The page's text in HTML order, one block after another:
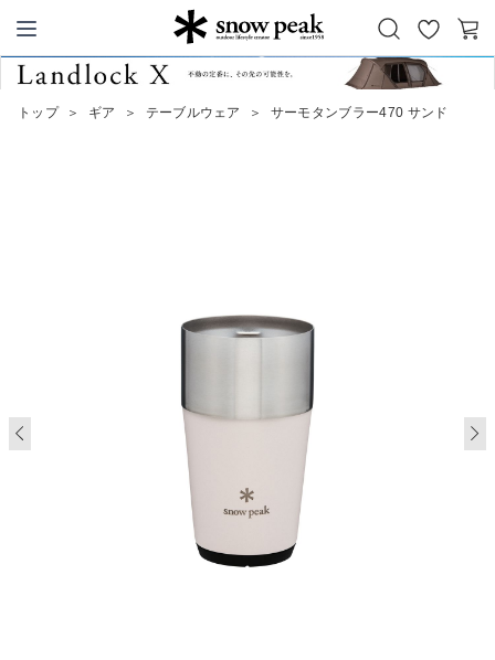
Snow Peak
お
気
カ
トップ ＞ ギア ＞ テーブルウェア ＞ サーモタンブラー470 サンド